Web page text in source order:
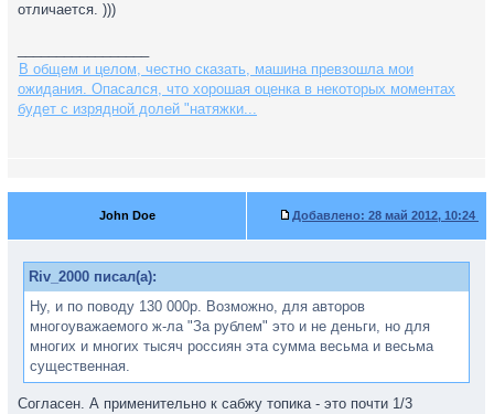
отличается. )))
В общем и целом, честно сказать, машина превзошла мои
ожидания. Опасался, что хорошая оценка в некоторых моментах
будет с изрядной долей "натяжки...
John Doe Добавлено: 28 май 2012, 10:24
Riv_2000 писал(а):
Ну, и по поводу 130 000р. Возможно, для авторов
многоуважаемого ж-ла "За рублем" это и не деньги, но для
многих и многих тысяч россиян эта сумма весьма и весьма
существенная.
Согласен. А применительно к сабжу топика - это почти 1/3